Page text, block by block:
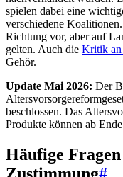
spielen dabei eine
verschiedene
Richtung vor, aber auf
gelten. Auch die Kritik an
Gehör.
Update Mai 2026: Der
beschlossen. Das
Produkte können ab
Häufige
Zustimmung#